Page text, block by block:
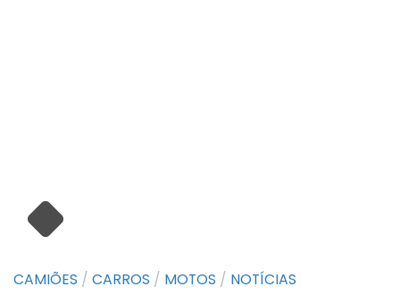
CAMIÕES / CARROS / MOTOS / NOTÍCIAS